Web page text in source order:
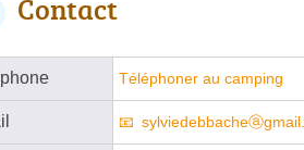
Contact
Téléphoner au camping